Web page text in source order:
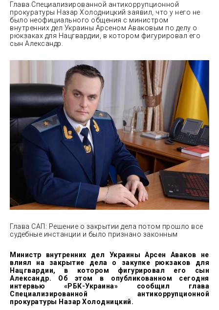
Глава Специализированной антикоррупционной
прокуратуры Назар Холодницкий заявил, что у него не
было неофициального общения с министром
внутренних дел Украины Арсеном Аваковым по делу о
рюкзаках для Нацгвардии, в котором фигурировал его
сын Александр.
Глава САП: Решение о закрытии дела потом прошло все
судебные инстанции и было признано законным
Министр внутренних дел Украины Арсен Аваков не
влиял на закрытие дела о закупке рюкзаков для
Нацгвардии, в котором фигурировал его сын
Александр. Об этом в опубликованном сегодня
интервью «РБК-Украина» сообщил глава
Специализированной антикоррупционной
прокуратуры Назар Холодницкий.